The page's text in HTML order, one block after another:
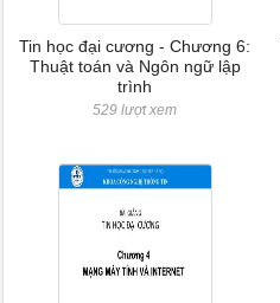
Tin học đại cương - Chương 6:
Thuật toán và Ngôn ngữ lập
trình
529 lượt xem